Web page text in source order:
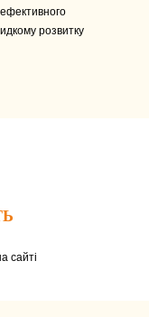
розвитку
сайті